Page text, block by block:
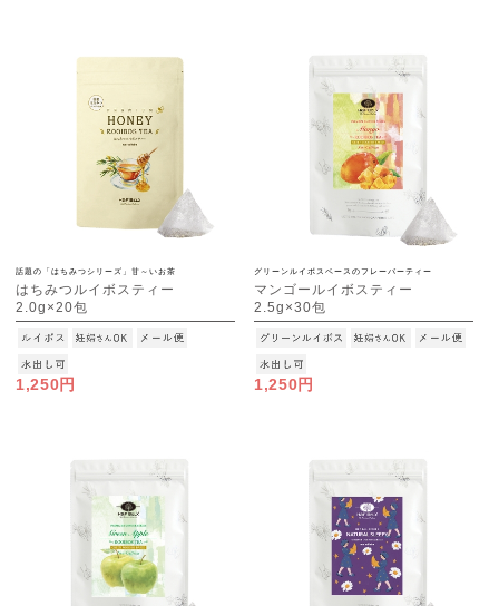
話題の「はちみつシリーズ」甘～いお茶
はちみつルイボスティー
2.0g×20包
[M便 1/3]
1,250円
グリーンルイボスベースのフレーバーティー
マンゴールイボスティー
2.5g×30包
[M便 1/3]
1,250円